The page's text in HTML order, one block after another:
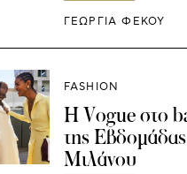
ΓΕΩΡΓΙΑ ΦΕΚΟΥ
FASHION
H Vogue στο
της
Μιλάνου